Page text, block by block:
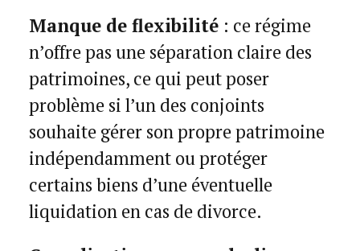
Manque de flexibilité : ce régime
n’offre pas une séparation claire des
patrimoines, ce qui peut poser
problème si l’un des conjoints
souhaite gérer son propre patrimoine
indépendamment ou protéger
certains biens d’une éventuelle
liquidation en cas de divorce.